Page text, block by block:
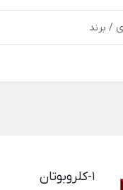
1-کلروبوتان